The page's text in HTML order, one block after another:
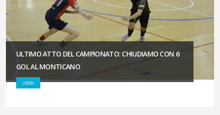
ULTIMO ATTO DEL CAMPIONATO: CHIUDIAMO CON 6
GOL AL MONTICANO
LEGGI